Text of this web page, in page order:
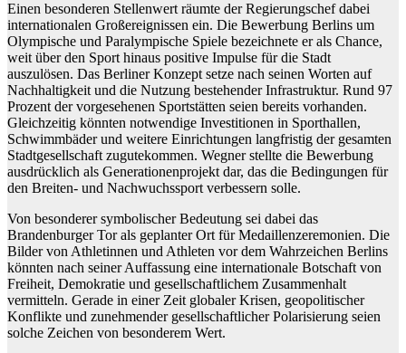
Einen besonderen Stellenwert räumte der Regierungschef dabei
internationalen Großereignissen ein. Die Bewerbung Berlins um
Olympische und Paralympische Spiele bezeichnete er als Chance,
weit über den Sport hinaus positive Impulse für die Stadt
auszulösen. Das Berliner Konzept setze nach seinen Worten auf
Nachhaltigkeit und die Nutzung bestehender Infrastruktur. Rund 97
Prozent der vorgesehenen Sportstätten seien bereits vorhanden.
Gleichzeitig könnten notwendige Investitionen in Sporthallen,
Schwimmbäder und weitere Einrichtungen langfristig der gesamten
Stadtgesellschaft zugutekommen. Wegner stellte die Bewerbung
ausdrücklich als Generationenprojekt dar, das die Bedingungen für
den Breiten- und Nachwuchssport verbessern solle.
Von besonderer symbolischer Bedeutung sei dabei das
Brandenburger Tor als geplanter Ort für Medaillenzeremonien. Die
Bilder von Athletinnen und Athleten vor dem Wahrzeichen Berlins
könnten nach seiner Auffassung eine internationale Botschaft von
Freiheit, Demokratie und gesellschaftlichem Zusammenhalt
vermitteln. Gerade in einer Zeit globaler Krisen, geopolitischer
Konflikte und zunehmender gesellschaftlicher Polarisierung seien
solche Zeichen von besonderem Wert.